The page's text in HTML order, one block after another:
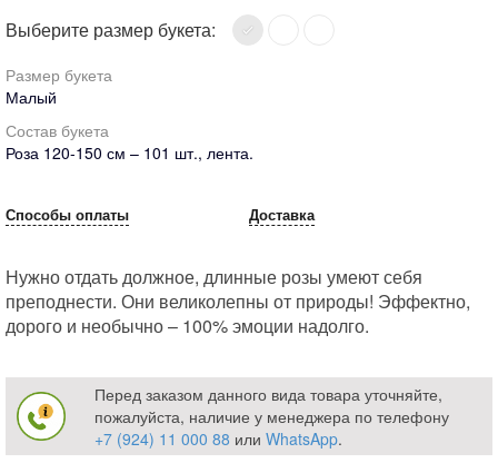
Выберите размер букета:
Размер букета
Малый
Состав букета
Роза 120-150 см – 101 шт., лента.
Способы оплаты Доставка
Нужно отдать должное, длинные розы умеют себя
преподнести. Они великолепны от природы! Эффектно,
дорого и необычно – 100% эмоции надолго.
Перед заказом данного вида товара уточняйте,
пожалуйста, наличие у менеджера по телефону
+7 (924) 11 000 88 или WhatsApp.